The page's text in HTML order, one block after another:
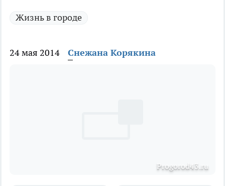
Жизнь в городе
24 мая 2014 Снежана Корякина
Progorod43.ru